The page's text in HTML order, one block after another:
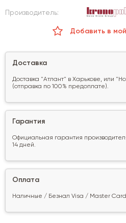
Производитель:
Добавить в
Доставка
Доставка "Атлант" в Харькове, или
(отправка по 100% предоплате).
Гарантия
Официальная гарантия
14 дней.
Оплата
Наличные / Безнал Visa / Master Card